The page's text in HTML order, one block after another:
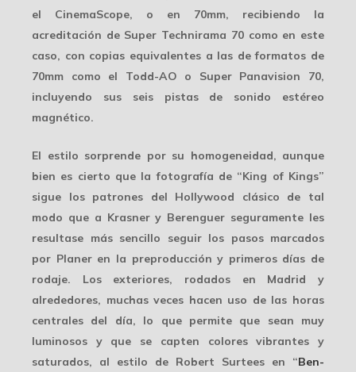
el CinemaScope, o en 70mm, recibiendo la
acreditación de Super Technirama 70 como en este
caso, con copias equivalentes a las de formatos de
70mm como el Todd-AO o Super Panavision 70,
incluyendo sus seis pistas de sonido estéreo
magnético.
El estilo sorprende por su homogeneidad, aunque
bien es cierto que la fotografía de “King of Kings”
sigue los patrones del Hollywood clásico de tal
modo que a Krasner y Berenguer seguramente les
resultase más sencillo seguir los pasos marcados
por Planer en la preproducción y primeros días de
rodaje. Los exteriores, rodados en Madrid y
alrededores, muchas veces hacen uso de las horas
centrales del día, lo que permite que sean muy
luminosos y que se capten colores vibrantes y
saturados, al estilo de Robert Surtees en “Ben-